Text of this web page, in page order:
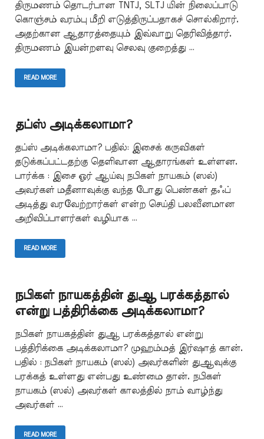
திருமணம் தொடர்பான TNTJ, SLTJ யின் நிலைப்பாடு
கொஞ்சம் வரம்பு மீறி எடுத்திருப்பதாகச் சொல்கிறார்.
அதற்கான ஆதாரத்தையும் இவ்வாறு தெரிவித்தார்.
திருமணம் இயன்றளவு செலவு குறைத்து …
READ MORE
தப்ஸ் அடிக்கலாமா?
தப்ஸ் அடிக்கலாமா? பதில்: இசைக் கருவிகள்
தடுக்கப்பட்டதற்கு தெளிவான ஆதாரங்கள் உள்ளன.
பார்க்க : இசை ஓர் ஆய்வு நபிகள் நாயகம் (ஸல்)
அவர்கள் மதீனாவுக்கு வந்த போது பெண்கள் தஃப்
அடித்து வரவேற்றார்கள் என்ற செய்தி பலவீனமான
அறிவிப்பாளர்கள் வழியாக …
READ MORE
நபிகள் நாயகத்தின் துஆ பரக்கத்தால்
என்று பத்திரிக்கை அடிக்கலாமா?
நபிகள் நாயகத்தின் துஆ பரக்கத்தால் என்று
பத்திரிக்கை அடிக்கலாமா? முஹம்மத் இர்ஷாத் கான்.
பதில் : நபிகள் நாயகம் (ஸல்) அவர்களின் துஆவுக்கு
பரக்கத் உள்ளது என்பது உண்மை தான். நபிகள்
நாயகம் (ஸல்) அவர்கள் காலத்தில் நாம் வாழ்ந்து
அவர்கள் …
READ MORE